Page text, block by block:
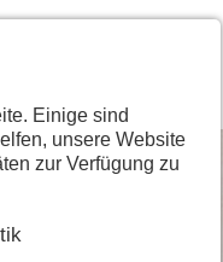
Einige sind
unsere Website
zur Verfügung zu